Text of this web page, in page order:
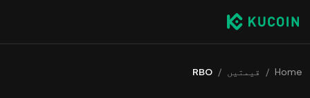
Home
/ قیمتیں /
RBO